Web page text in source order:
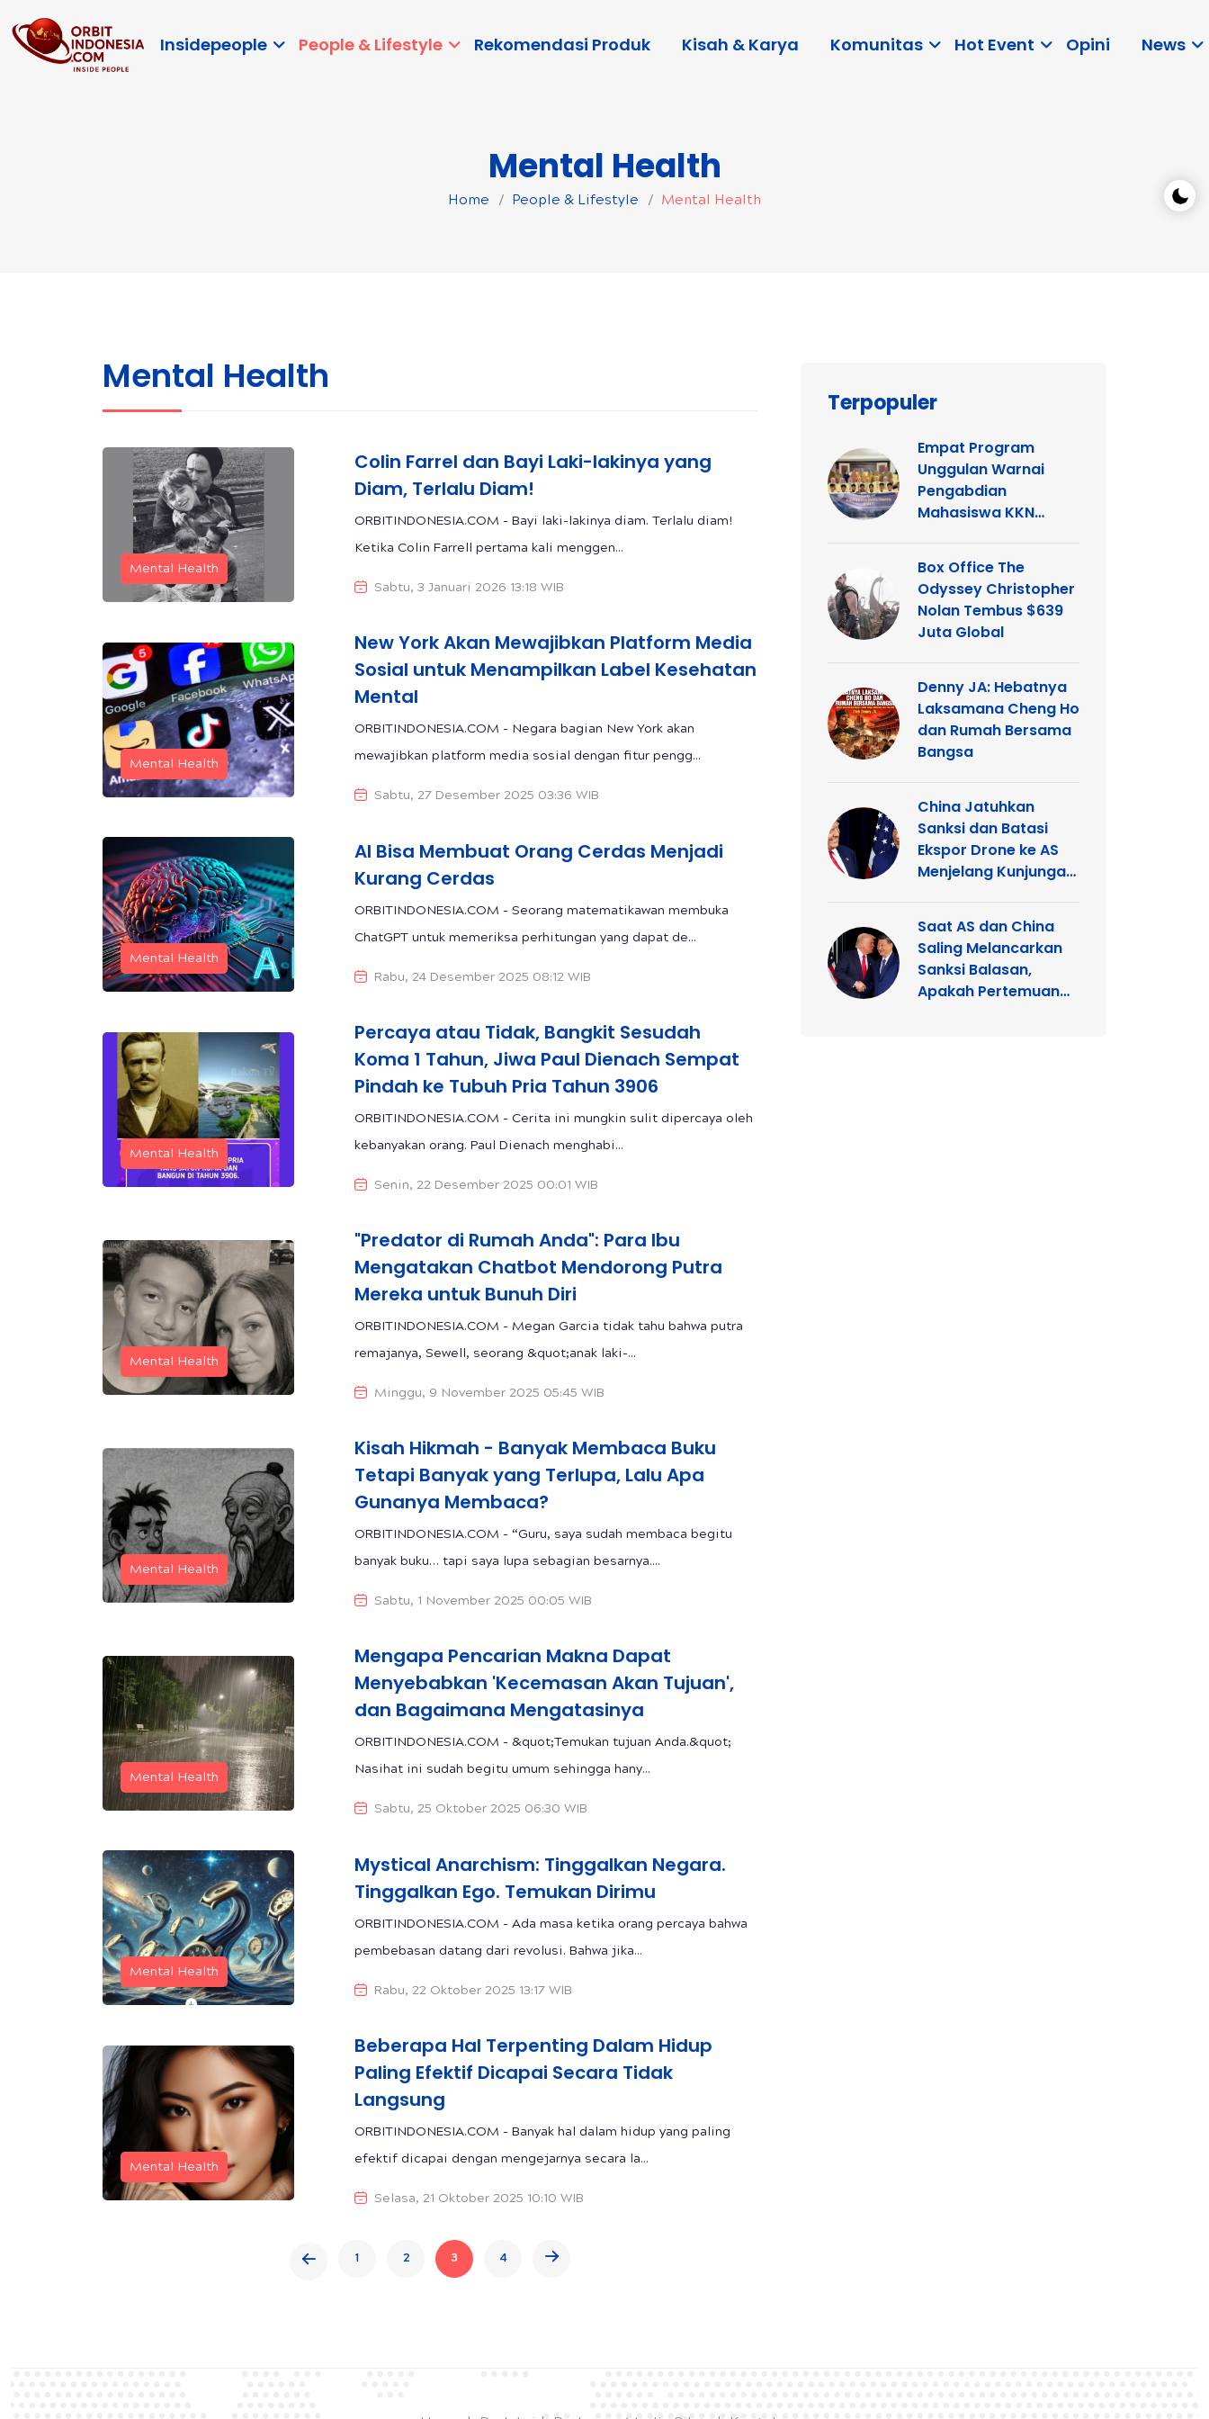
Insidepeople People & Lifestyle Rekomendasi Produk Kisah & Karya Komunitas Hot Event Opini News
Mental Health
Home People & Lifestyle Mental Health
Mental Health
Mental Health
Colin Farrel dan Bayi Laki-lakinya yang
Diam, Terlalu Diam!
ORBITINDONESIA.COM - Bayi laki-lakinya diam. Terlalu diam!
Ketika Colin Farrell pertama kali menggen...
Sabtu, 3 Januari 2026 13:18 WIB
Mental Health
New York Akan Mewajibkan Platform Media
Sosial untuk Menampilkan Label Kesehatan
Mental
ORBITINDONESIA.COM - Negara bagian New York akan
mewajibkan platform media sosial dengan fitur pengg...
Sabtu, 27 Desember 2025 03:36 WIB
Mental Health
AI Bisa Membuat Orang Cerdas Menjadi
Kurang Cerdas
ORBITINDONESIA.COM - Seorang matematikawan membuka
ChatGPT untuk memeriksa perhitungan yang dapat de...
Rabu, 24 Desember 2025 08:12 WIB
Mental Health
Percaya atau Tidak, Bangkit Sesudah
Koma 1 Tahun, Jiwa Paul Dienach Sempat
Pindah ke Tubuh Pria Tahun 3906
ORBITINDONESIA.COM - Cerita ini mungkin sulit dipercaya oleh
kebanyakan orang. Paul Dienach menghabi...
Senin, 22 Desember 2025 00:01 WIB
Mental Health
"Predator di Rumah Anda": Para Ibu
Mengatakan Chatbot Mendorong Putra
Mereka untuk Bunuh Diri
ORBITINDONESIA.COM - Megan Garcia tidak tahu bahwa putra
remajanya, Sewell, seorang &quot;anak laki-...
Minggu, 9 November 2025 05:45 WIB
Mental Health
Kisah Hikmah - Banyak Membaca Buku
Tetapi Banyak yang Terlupa, Lalu Apa
Gunanya Membaca?
ORBITINDONESIA.COM - “Guru, saya sudah membaca begitu
banyak buku… tapi saya lupa sebagian besarnya....
Sabtu, 1 November 2025 00:05 WIB
Mental Health
Mengapa Pencarian Makna Dapat
Menyebabkan 'Kecemasan Akan Tujuan',
dan Bagaimana Mengatasinya
ORBITINDONESIA.COM - &quot;Temukan tujuan Anda.&quot;
Nasihat ini sudah begitu umum sehingga hany...
Sabtu, 25 Oktober 2025 06:30 WIB
Mental Health
Mystical Anarchism: Tinggalkan Negara.
Tinggalkan Ego. Temukan Dirimu
ORBITINDONESIA.COM - Ada masa ketika orang percaya bahwa
pembebasan datang dari revolusi. Bahwa jika...
Rabu, 22 Oktober 2025 13:17 WIB
Mental Health
Beberapa Hal Terpenting Dalam Hidup
Paling Efektif Dicapai Secara Tidak
Langsung
ORBITINDONESIA.COM - Banyak hal dalam hidup yang paling
efektif dicapai dengan mengejarnya secara la...
Selasa, 21 Oktober 2025 10:10 WIB
1 2 3 4
Terpopuler
Empat Program
Unggulan Warnai
Pengabdian
Mahasiswa KKN
Kelurahan Ganting
Box Office The
Odyssey Christopher
Nolan Tembus $639
Juta Global
Denny JA: Hebatnya
Laksamana Cheng Ho
dan Rumah Bersama
Bangsa
China Jatuhkan
Sanksi dan Batasi
Ekspor Drone ke AS
Menjelang Kunjungan
Saat AS dan China
Saling Melancarkan
Sanksi Balasan,
Apakah Pertemuan